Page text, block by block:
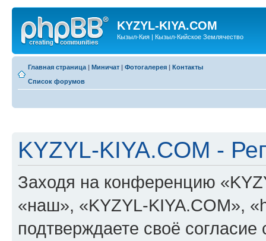
KYZYL-KIYA.COM
Кызыл-Кия | Кызыл-Кийское Землячество
Главная страница | Миничат | Фотогалерея | Контакты
Список форумов
KYZYL-KIYA.COM -
Заходя на конференцию
«наш», «KYZYL-KIYA.COM»,
подтверждаете своё